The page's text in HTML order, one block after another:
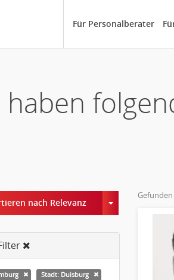
Für Personalberater
haben
nach Relevanz Toggle
Stadt: Duisburg